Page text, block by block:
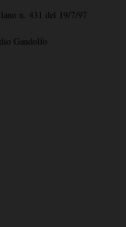
n. 431 del 19/7/97
Gandolfo